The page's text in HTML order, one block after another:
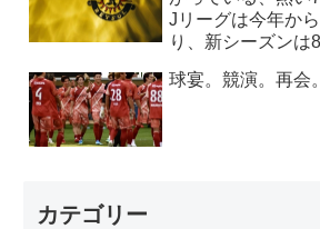
Jリーグは今年か
り、新シーズンは
球宴。競演。再会。
カテゴリー